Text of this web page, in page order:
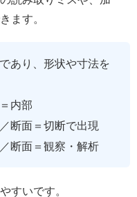
ます。
あり、形状や寸法を
内部
断面＝切断で出現
断面＝観察・解析
すいです。